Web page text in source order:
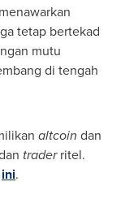
tetap bertekad
mutu
di tengah
altcoin dan
traderritel.
ini.